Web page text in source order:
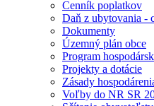
Cenník poplatkov
Daň z ubytovania -
Dokumenty
Územný plán obce
Program
Projekty a dotácie
Zásady
Voľby do NR SR